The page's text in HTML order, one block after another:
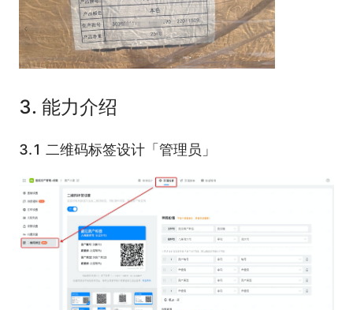
3. 能力介绍
3.1 二维码标签设计「管理员」